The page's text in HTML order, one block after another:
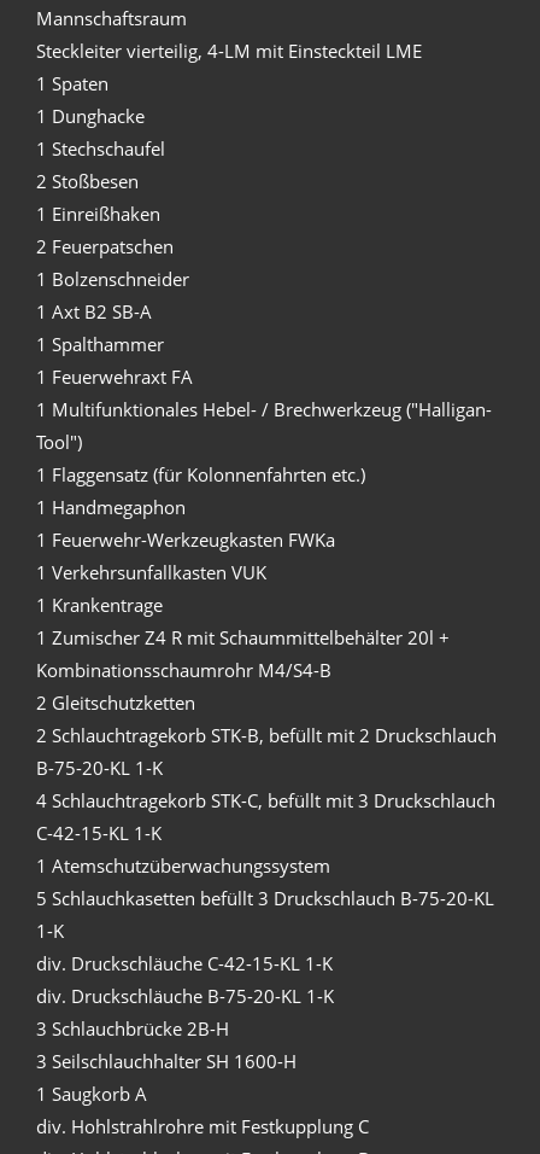
Mannschaftsraum
Steckleiter vierteilig, 4-LM mit Einsteckteil LME
1 Spaten
1 Dunghacke
1 Stechschaufel
2 Stoßbesen
1 Einreißhaken
2 Feuerpatschen
1 Bolzenschneider
1 Axt B2 SB-A
1 Spalthammer
1 Feuerwehraxt FA
1 Multifunktionales Hebel- / Brechwerkzeug ("Halligan-
Tool")
1 Flaggensatz (für Kolonnenfahrten etc.)
1 Handmegaphon
1 Feuerwehr-Werkzeugkasten FWKa
1 Verkehrsunfallkasten VUK
1 Krankentrage
1 Zumischer Z4 R mit Schaummittelbehälter 20l +
Kombinationsschaumrohr M4/S4-B
2 Gleitschutzketten
2 Schlauchtragekorb STK-B, befüllt mit 2 Druckschlauch
B-75-20-KL 1-K
4 Schlauchtragekorb STK-C, befüllt mit 3 Druckschlauch
C-42-15-KL 1-K
1 Atemschutzüberwachungssystem
5 Schlauchkasetten befüllt 3 Druckschlauch B-75-20-KL
1-K
div. Druckschläuche C-42-15-KL 1-K
div. Druckschläuche B-75-20-KL 1-K
3 Schlauchbrücke 2B-H
3 Seilschlauchhalter SH 1600-H
1 Saugkorb A
div. Hohlstrahlrohre mit Festkupplung C